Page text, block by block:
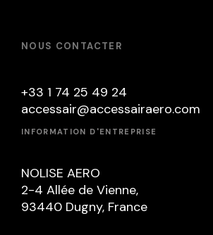
NOUS CONTACTER
+33 1 74 25 49 24
accessair@accessairaero.com
INFORMATION D'ENTREPRISE
NOLISE AERO
2-4 Allée de Vienne,
93440 Dugny, France